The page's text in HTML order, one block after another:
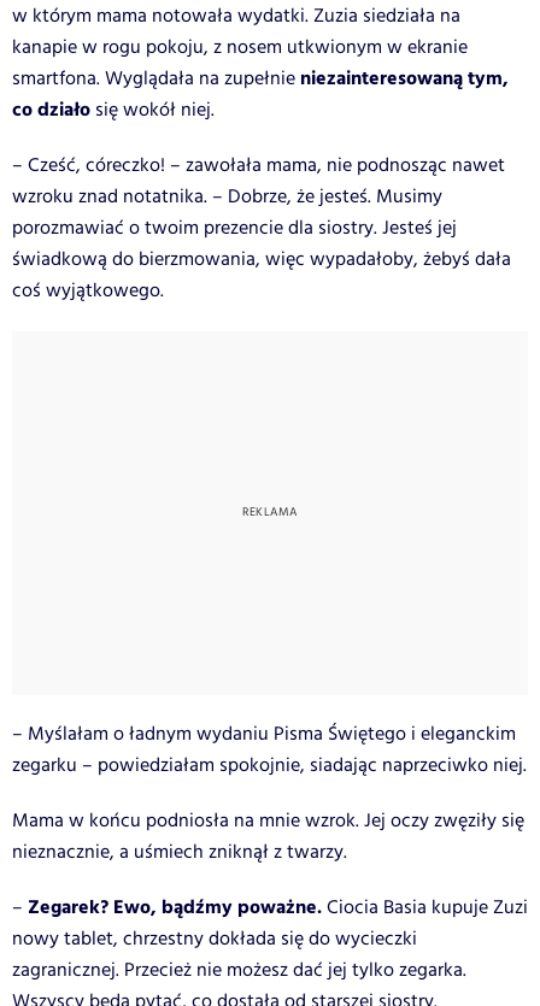
w którym mama notowała wydatki. Zuzia siedziała na
kanapie w rogu pokoju, z nosem utkwionym w ekranie
smartfona. Wyglądała na zupełnie niezainteresowaną tym,
co działo się wokół niej.
– Cześć, córeczko! – zawołała mama, nie podnosząc nawet
wzroku znad notatnika. – Dobrze, że jesteś. Musimy
porozmawiać o twoim prezencie dla siostry. Jesteś jej
świadkową do bierzmowania, więc wypadałoby, żebyś dała
coś wyjątkowego.
– Myślałam o ładnym wydaniu Pisma Świętego i eleganckim
zegarku – powiedziałam spokojnie, siadając naprzeciwko niej.
Mama w końcu podniosła na mnie wzrok. Jej oczy zwęziły się
nieznacznie, a uśmiech zniknął z twarzy.
– Zegarek? Ewo, bądźmy poważne.Ciocia Basia kupuje Zuzi
nowy tablet, chrzestny dokłada się do wycieczki
zagranicznej. Przecież nie możesz dać jej tylko zegarka.